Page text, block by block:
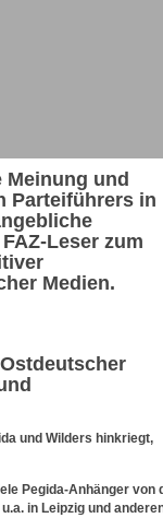
Meinung und
Parteiführers in
Leser zum
Medien.
und Wilders hinkriegt,
Pegida-Anhänger von
in Leipzig und